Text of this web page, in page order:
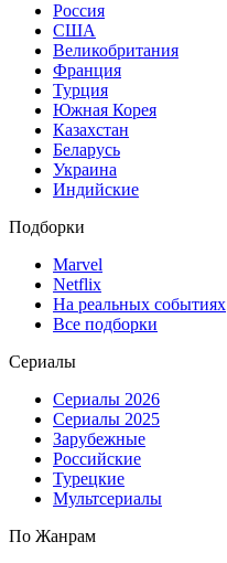
Россия
США
Великобритания
Франция
Турция
Южная Корея
Казахстан
Беларусь
Украина
Индийские
Подборки
Marvel
Netflix
На реальных событиях
Все подборки
Сериалы
Сериалы 2026
Сериалы 2025
Зарубежные
Российские
Турецкие
Мультсериалы
По Жанрам